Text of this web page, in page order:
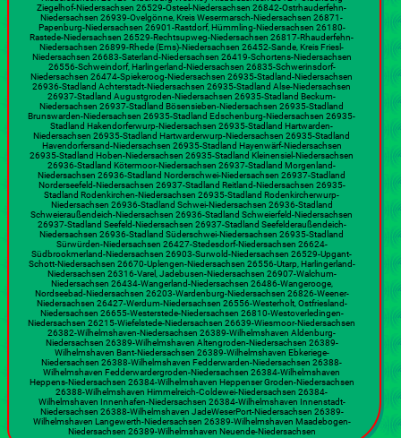
Ziegelhof-Niedersachsen 26529-Osteel-Niedersachsen 26842-Ostrhauderfehn-
Niedersachsen 26939-Ovelgönne, Kreis Wesermarsch-Niedersachsen 26871-
Papenburg-Niedersachsen 26901-Rastdorf, Hümmling-Niedersachsen 26180-
Rastede-Niedersachsen 26529-Rechtsupweg-Niedersachsen 26817-Rhauderfehn-
Niedersachsen 26899-Rhede (Ems)-Niedersachsen 26452-Sande, Kreis Friesl-
Niedersachsen 26683-Saterland-Niedersachsen 26419-Schortens-Niedersachsen
26556-Schweindorf, Harlingerland-Niedersachsen 26835-Schwerinsdorf-
Niedersachsen 26474-Spiekeroog-Niedersachsen 26935-Stadland-Niedersachsen
26936-Stadland Achterstadt-Niedersachsen 26935-Stadland Alse-Niedersachsen
26937-Stadland Augustgroden-Niedersachsen 26935-Stadland Beckum-
Niedersachsen 26937-Stadland Bösensieben-Niedersachsen 26935-Stadland
Brunswarden-Niedersachsen 26935-Stadland Edschenburg-Niedersachsen 26935-
Stadland Hakendorferwurp-Niedersachsen 26935-Stadland Hartwarden-
Niedersachsen 26935-Stadland Hartwarderwurp-Niedersachsen 26935-Stadland
Havendorfersand-Niedersachsen 26935-Stadland Hayenwärf-Niedersachsen
26935-Stadland Hoben-Niedersachsen 26935-Stadland Kleinensiel-Niedersachsen
26936-Stadland Kötermoor-Niedersachsen 26937-Stadland Morgenland-
Niedersachsen 26936-Stadland Norderschwei-Niedersachsen 26937-Stadland
Norderseefeld-Niedersachsen 26937-Stadland Reitland-Niedersachsen 26935-
Stadland Rodenkirchen-Niedersachsen 26935-Stadland Rodenkircherwurp-
Niedersachsen 26936-Stadland Schwei-Niedersachsen 26936-Stadland
Schweieraußendeich-Niedersachsen 26936-Stadland Schweierfeld-Niedersachsen
26937-Stadland Seefeld-Niedersachsen 26937-Stadland Seefelderaußendeich-
Niedersachsen 26936-Stadland Süderschwei-Niedersachsen 26935-Stadland
Sürwürden-Niedersachsen 26427-Stedesdorf-Niedersachsen 26624-
Südbrookmerland-Niedersachsen 26903-Surwold-Niedersachsen 26529-Upgant-
Schott-Niedersachsen 26670-Uplengen-Niedersachsen 26556-Utarp, Harlingerland-
Niedersachsen 26316-Varel, Jadebusen-Niedersachsen 26907-Walchum-
Niedersachsen 26434-Wangerland-Niedersachsen 26486-Wangerooge,
Nordseebad-Niedersachsen 26203-Wardenburg-Niedersachsen 26826-Weener-
Niedersachsen 26427-Werdum-Niedersachsen 26556-Westerholt, Ostfriesland-
Niedersachsen 26655-Westerstede-Niedersachsen 26810-Westoverledingen-
Niedersachsen 26215-Wiefelstede-Niedersachsen 26639-Wiesmoor-Niedersachsen
26382-Wilhelmshaven-Niedersachsen 26389-Wilhelmshaven Aldenburg-
Niedersachsen 26389-Wilhelmshaven Altengroden-Niedersachsen 26389-
Wilhelmshaven Bant-Niedersachsen 26389-Wilhelmshaven Ebkeriege-
Niedersachsen 26388-Wilhelmshaven Fedderwarden-Niedersachsen 26388-
Wilhelmshaven Fedderwardergroden-Niedersachsen 26384-Wilhelmshaven
Heppens-Niedersachsen 26384-Wilhelmshaven Heppenser Groden-Niedersachsen
26388-Wilhelmshaven Himmelreich-Coldewei-Niedersachsen 26384-
Wilhelmshaven Innenhafen-Niedersachsen 26384-Wilhelmshaven Innenstadt-
Niedersachsen 26388-Wilhelmshaven JadeWeserPort-Niedersachsen 26389-
Wilhelmshaven Langewerth-Niedersachsen 26389-Wilhelmshaven Maadebogen-
Niedersachsen 26389-Wilhelmshaven Neuende-Niedersachsen